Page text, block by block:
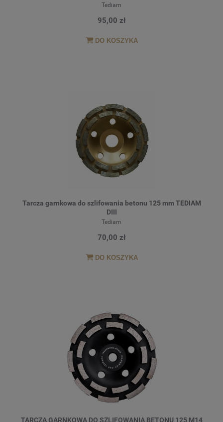
Tediam
95,00 zł
DO KOSZYKA
Tarcza garnkowa do szlifowania betonu 125 mm TEDIAM
DIII
Tediam
70,00 zł
DO KOSZYKA
TARCZA GARNKOWA DO SZLIFOWANIA BETONU 125 M14